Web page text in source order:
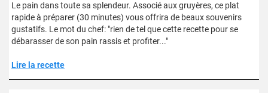
Le pain dans toute sa splendeur. Associé aux gruyères, ce plat
rapide à préparer (30 minutes) vous offrira de beaux souvenirs
gustatifs. Le mot du chef: "rien de tel que cette recette pour se
débarasser de son pain rassis et profiter..."
Lire la recette